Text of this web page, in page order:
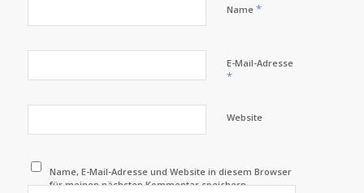
Name *
E-Mail-Adresse
*
Website
Name, E-Mail-Adresse und Website in diesem Browser
für meinen nächsten Kommentar speichern.